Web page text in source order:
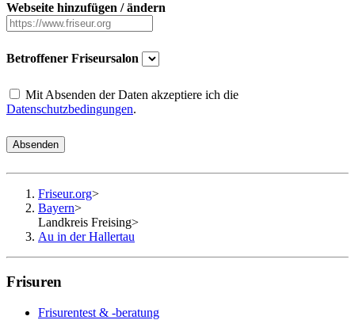
Webseite hinzufügen / ändern
Betroffener Friseursalon
Mit Absenden der Daten akzeptiere ich die
Datenschutzbedingungen.
Absenden
Friseur.org>
Bayern>
Landkreis Freising>
Au in der Hallertau
Frisuren
Frisurentest & -beratung